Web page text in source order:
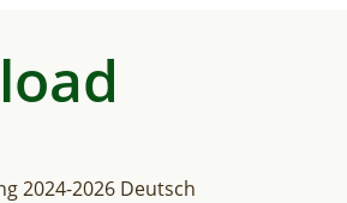
2024-2026 Deutsch